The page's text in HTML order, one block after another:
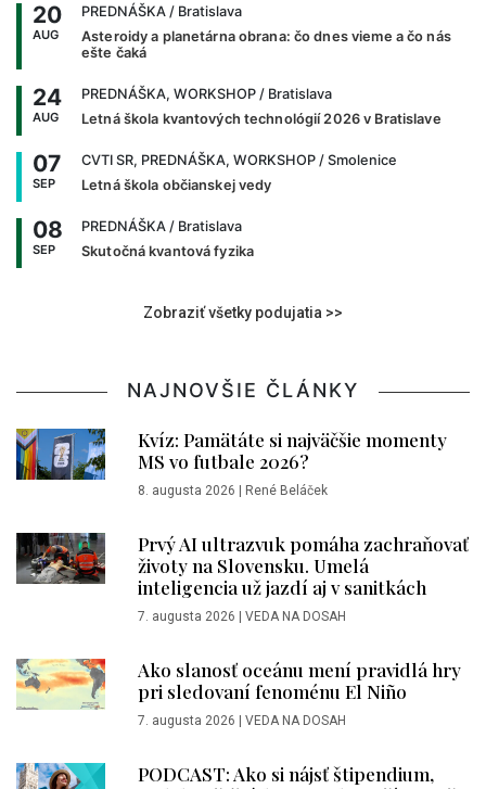
20
AUG
PREDNÁŠKA / Bratislava
Asteroidy a planetárna obrana: čo dnes vieme a čo nás
ešte čaká
24
AUG
PREDNÁŠKA, WORKSHOP / Bratislava
Letná škola kvantových technológií 2026 v Bratislave
07
SEP
CVTI SR, PREDNÁŠKA, WORKSHOP / Smolenice
Letná škola občianskej vedy
08
SEP
PREDNÁŠKA / Bratislava
Skutočná kvantová fyzika
Zobraziť všetky podujatia >>
NAJNOVŠIE ČLÁNKY
Kvíz: Pamätáte si najväčšie momenty
MS vo futbale 2026?
8. augusta 2026 René Beláček
Prvý AI ultrazvuk pomáha zachraňovať
životy na Slovensku. Umelá
inteligencia už jazdí aj v sanitkách
7. augusta 2026 VEDA NA DOSAH
Ako slanosť oceánu mení pravidlá hry
pri sledovaní fenoménu El Niño
7. augusta 2026 VEDA NA DOSAH
PODCAST: Ako si nájsť štipendium,